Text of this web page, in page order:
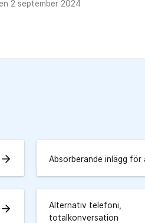
2 september 2024
arrow_forward Absorberande inlägg för
arrow_forward
Alternativ telefoni,
totalkonversation